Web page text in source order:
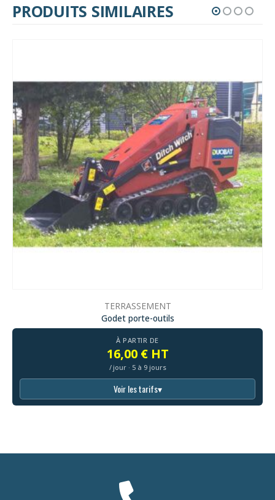
PRODUITS SIMILAIRES
TERRASSEMENT
Godet porte-outils
À PARTIR DE
16,00 € HT
/ jour · 5 à 9 jours
Voir les tarifs▾